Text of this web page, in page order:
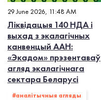
29 June 2026, 11:48 AM
Ліквідацыя 140 НДА і
выхад з экалагiчных
канвенцый ААН:
«Экадом» прэзентаваў
агляд экалагічнага
сектара Беларусі
#аналітычныя агляды